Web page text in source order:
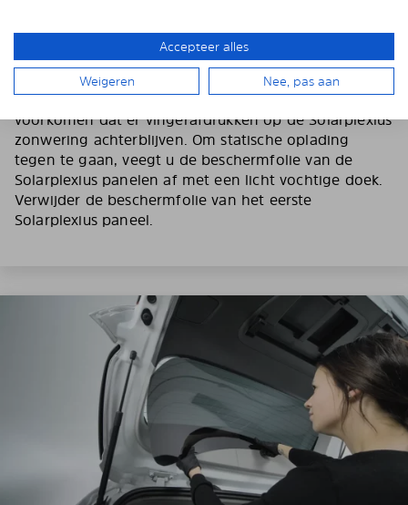
3. VERWIJDER DE BESCHERMFOLIE
Trek de bijgeleverde handschoenen aan om te
voorkomen dat er vingerafdrukken op de Solarplexius
zonwering achterblijven. Om statische oplading
tegen te gaan, veegt u de beschermfolie van de
Solarplexius panelen af met een licht vochtige doek.
Verwijder de beschermfolie van het eerste
Solarplexius paneel.
Accepteer alles
Weigeren Nee, pas aan